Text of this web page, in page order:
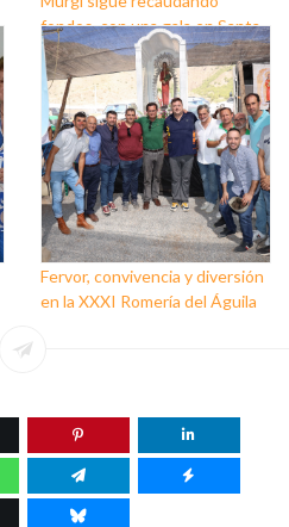
fondos, con una gala en Santa
María del Águila
Fervor, convivencia y diversión
en la XXXI Romería del Águila